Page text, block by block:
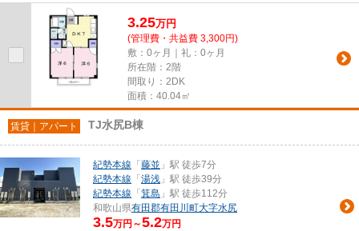
で、部屋から訪問者の顔を確...
3.25万円
(管理費・共益費 3,300円)
敷：0ヶ月｜礼：0ヶ月
所在階：2階
間取り：2DK
面積：40.04㎡
賃貸｜アパート TJ水尻B棟
紀勢本線 「 藤並 」駅 徒歩7分
紀勢本線 「 湯浅 」駅 徒歩39分
紀勢本線 「 箕島 」駅 徒歩112分
和歌山県有田郡有田川町大字水尻
3.5万円～5.2万円